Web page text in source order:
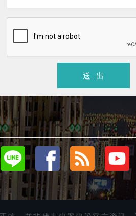
單價4880
北屯區．
送 出